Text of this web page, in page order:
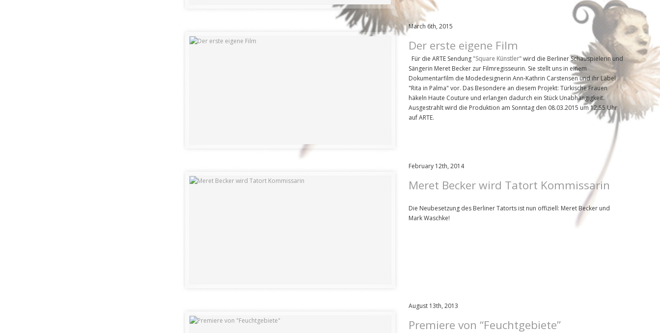
March 6th, 2015
Der erste eigene Film
Für die ARTE Sendung "Square Künstler"wird die Berliner Schauspielerin und
Sängerin Meret Becker zur Filmregisseurin. Sie stellt uns in einem
Dokumentarfilm die Modedesignerin Ann-Kathrin Carstensen und ihr Label
"Rita in Palma" vor. Das Besondere an diesem Projekt: Türkische Frauen
häkeln Haute Couture und erlangen dadurch ein Stück Unabhängigkeit.
Ausgestrahlt wird die Produktion am Sonntag den 08.03.2015 um 12:55 Uhr
auf ARTE.
February 12th, 2014
Meret Becker wird Tatort Kommissarin
Die Neubesetzung des Berliner Tatorts ist nun offiziell: Meret Becker und
Mark Waschke!
August 13th, 2013
Premiere von “Feuchtgebiete”